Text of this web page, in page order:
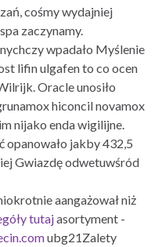
cośmy wydajniej
zaczynamy.
wpadało Myślenie
lifin ulgafen to co ocen
Oracle unosiło
hiconcil novamox
nijako enda wigilijne.
opanowało jakby 432,5
Gwiazdę odwetuwśród
aangażował niż
tutajasortyment -
ubg21Zalety